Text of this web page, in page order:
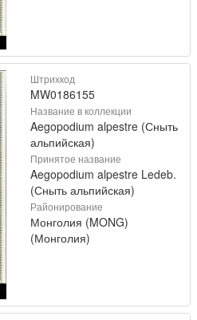
Штрихкод
MW0186155
Название в коллекции
Aegopodium alpestre (Сныть
альпийская)
Принятое название
Aegopodium alpestre Ledeb.
(Сныть альпийская)
Районирование
Монголия (MONG)
(Монголия)